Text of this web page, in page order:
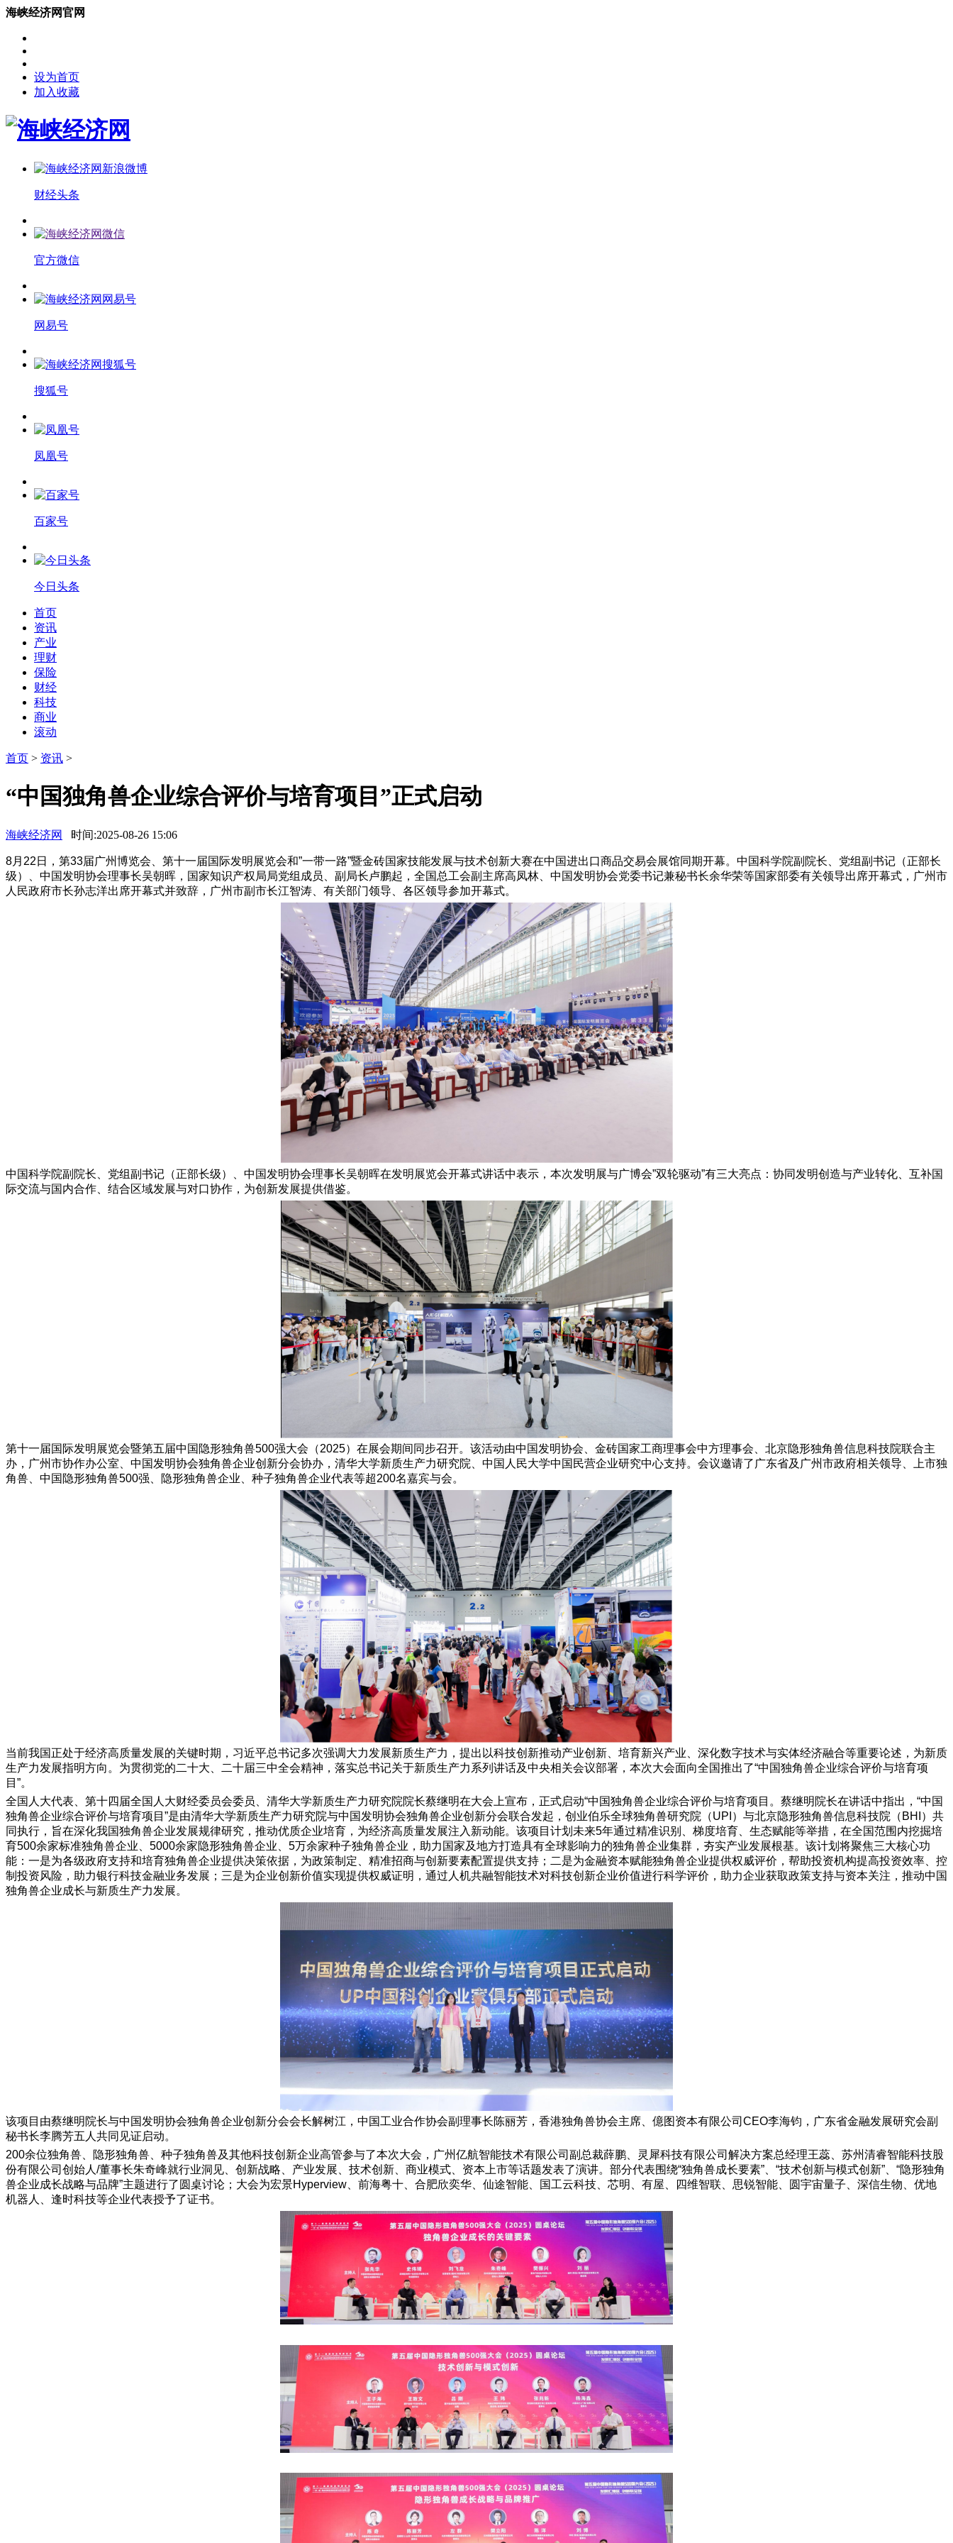
海峡经济网官网
设为首页
加入收藏
财经头条
官方微信
网易号
搜狐号
凤凰号
百家号
今日头条
首页
资讯
产业
理财
保险
财经
科技
商业
滚动
首页 > 资讯 >
“中国独角兽企业综合评价与培育项目”正式启动
海峡经济网 时间:2025-08-26 15:06
8月22日，第33届广州博览会、第十一届国际发明展览会和”一带一路”暨金砖国家技能发展与技术创新大赛在中国进出口商品交易会展馆同期开幕。中国科学院副院长、党组副书记（正部长
级）、中国发明协会理事长吴朝晖，国家知识产权局局党组成员、副局长卢鹏起，全国总工会副主席高凤林、中国发明协会党委书记兼秘书长余华荣等国家部委有关领导出席开幕式，广州市
人民政府市长孙志洋出席开幕式并致辞，广州市副市长江智涛、有关部门领导、各区领导参加开幕式。
中国科学院副院长、党组副书记（正部长级）、中国发明协会理事长吴朝晖在发明展览会开幕式讲话中表示，本次发明展与广博会”双轮驱动”有三大亮点：协同发明创造与产业转化、互补国
际交流与国内合作、结合区域发展与对口协作，为创新发展提供借鉴。
第十一届国际发明展览会暨第五届中国隐形独角兽500强大会（2025）在展会期间同步召开。该活动由中国发明协会、金砖国家工商理事会中方理事会、北京隐形独角兽信息科技院联合主
办，广州市协作办公室、中国发明协会独角兽企业创新分会协办，清华大学新质生产力研究院、中国人民大学中国民营企业研究中心支持。会议邀请了广东省及广州市政府相关领导、上市独
角兽、中国隐形独角兽500强、隐形独角兽企业、种子独角兽企业代表等超200名嘉宾与会。
当前我国正处于经济高质量发展的关键时期，习近平总书记多次强调大力发展新质生产力，提出以科技创新推动产业创新、培育新兴产业、深化数字技术与实体经济融合等重要论述，为新质
生产力发展指明方向。为贯彻党的二十大、二十届三中全会精神，落实总书记关于新质生产力系列讲话及中央相关会议部署，本次大会面向全国推出了“中国独角兽企业综合评价与培育项
目”。
全国人大代表、第十四届全国人大财经委员会委员、清华大学新质生产力研究院院长蔡继明在大会上宣布，正式启动“中国独角兽企业综合评价与培育项目。蔡继明院长在讲话中指出，“中国
独角兽企业综合评价与培育项目”是由清华大学新质生产力研究院与中国发明协会独角兽企业创新分会联合发起，创业伯乐全球独角兽研究院（UPI）与北京隐形独角兽信息科技院（BHI）共
同执行，旨在深化我国独角兽企业发展规律研究，推动优质企业培育，为经济高质量发展注入新动能。该项目计划未来5年通过精准识别、梯度培育、生态赋能等举措，在全国范围内挖掘培
育500余家标准独角兽企业、5000余家隐形独角兽企业、5万余家种子独角兽企业，助力国家及地方打造具有全球影响力的独角兽企业集群，夯实产业发展根基。该计划将聚焦三大核心功
能：一是为各级政府支持和培育独角兽企业提供决策依据，为政策制定、精准招商与创新要素配置提供支持；二是为金融资本赋能独角兽企业提供权威评价，帮助投资机构提高投资效率、控
制投资风险，助力银行科技金融业务发展；三是为企业创新价值实现提供权威证明，通过人机共融智能技术对科技创新企业价值进行科学评价，助力企业获取政策支持与资本关注，推动中国
独角兽企业成长与新质生产力发展。
该项目由蔡继明院长与中国发明协会独角兽企业创新分会会长解树江，中国工业合作协会副理事长陈丽芳，香港独角兽协会主席、億图资本有限公司CEO李海钧，广东省金融发展研究会副
秘书长李腾芳五人共同见证启动。
200余位独角兽、隐形独角兽、种子独角兽及其他科技创新企业高管参与了本次大会，广州亿航智能技术有限公司副总裁薛鹏、灵犀科技有限公司解决方案总经理王蕊、苏州清睿智能科技股
份有限公司创始⼈/董事长朱奇峰就行业洞见、创新战略、产业发展、技术创新、商业模式、资本上市等话题发表了演讲。部分代表围绕“独角兽成长要素”、“技术创新与模式创新”、“隐形独角
兽企业成长战略与品牌”主题进行了圆桌讨论；大会为宏景Hyperview、前海粤十、合肥欣奕华、仙途智能、国工云科技、芯明、有屋、四维智联、思锐智能、圆宇宙量子、深信生物、优地
机器人、逢时科技等企业代表授予了证书。